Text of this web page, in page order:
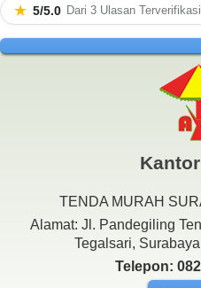
★ 5/5.0 Dari 3 Ulasan Terverifikasi
TENDA MURAH
Alamat: Jl. Pandegiling
Tegalsari,
Telepon: